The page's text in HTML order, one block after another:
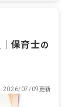
保育士の
2026/07/09更新